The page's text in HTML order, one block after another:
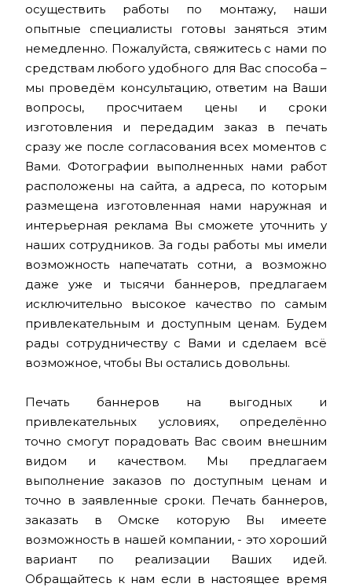
осуществить работы по монтажу, наши
опытные специалисты готовы заняться этим
немедленно. Пожалуйста, свяжитесь с нами по
средствам любого удобного для Вас способа –
мы проведём консультацию, ответим на Ваши
вопросы, просчитаем цены и сроки
изготовления и передадим заказ в печать
сразу же после согласования всех моментов с
Вами. Фотографии выполненных нами работ
расположены на сайта, а адреса, по которым
размещена изготовленная нами наружная и
интерьерная реклама Вы сможете уточнить у
наших сотрудников. За годы работы мы имели
возможность напечатать сотни, а возможно
даже уже и тысячи баннеров, предлагаем
исключительно высокое качество по самым
привлекательным и доступным ценам. Будем
рады сотрудничеству с Вами и сделаем всё
возможное, чтобы Вы остались довольны.
Печать баннеров на выгодных и
привлекательных условиях, определённо
точно смогут порадовать Вас своим внешним
видом и качеством. Мы предлагаем
выполнение заказов по доступным ценам и
точно в заявленные сроки. Печать баннеров,
заказать в Омске которую Вы имеете
возможность в нашей компании, - это хороший
вариант по реализации Ваших идей.
Обращайтесь к нам если в настоящее время